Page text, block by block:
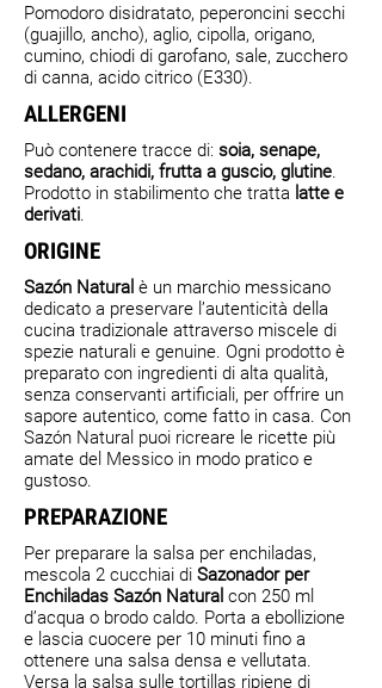
Pomodoro disidratato, peperoncini secchi
(guajillo, ancho), aglio, cipolla, origano,
cumino, chiodi di garofano, sale, zucchero
di canna, acido citrico (E330).
ALLERGENI
Può contenere tracce di: soia, senape,
sedano, arachidi, frutta a guscio, glutine.
Prodotto in stabilimento che tratta latte e
derivati.
ORIGINE
Sazón Natural è un marchio messicano
dedicato a preservare l’autenticità della
cucina tradizionale attraverso miscele di
spezie naturali e genuine. Ogni prodotto è
preparato con ingredienti di alta qualità,
senza conservanti artificiali, per offrire un
sapore autentico, come fatto in casa. Con
Sazón Natural puoi ricreare le ricette più
amate del Messico in modo pratico e
gustoso.
PREPARAZIONE
Per preparare la salsa per enchiladas,
mescola 2 cucchiai di Sazonador per
Enchiladas Sazón Natural con 250 ml
d’acqua o brodo caldo. Porta a ebollizione
e lascia cuocere per 10 minuti fino a
ottenere una salsa densa e vellutata.
Versa la salsa sulle tortillas ripiene di